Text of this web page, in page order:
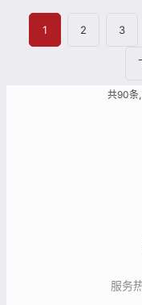
1 2 3
共90条
服务